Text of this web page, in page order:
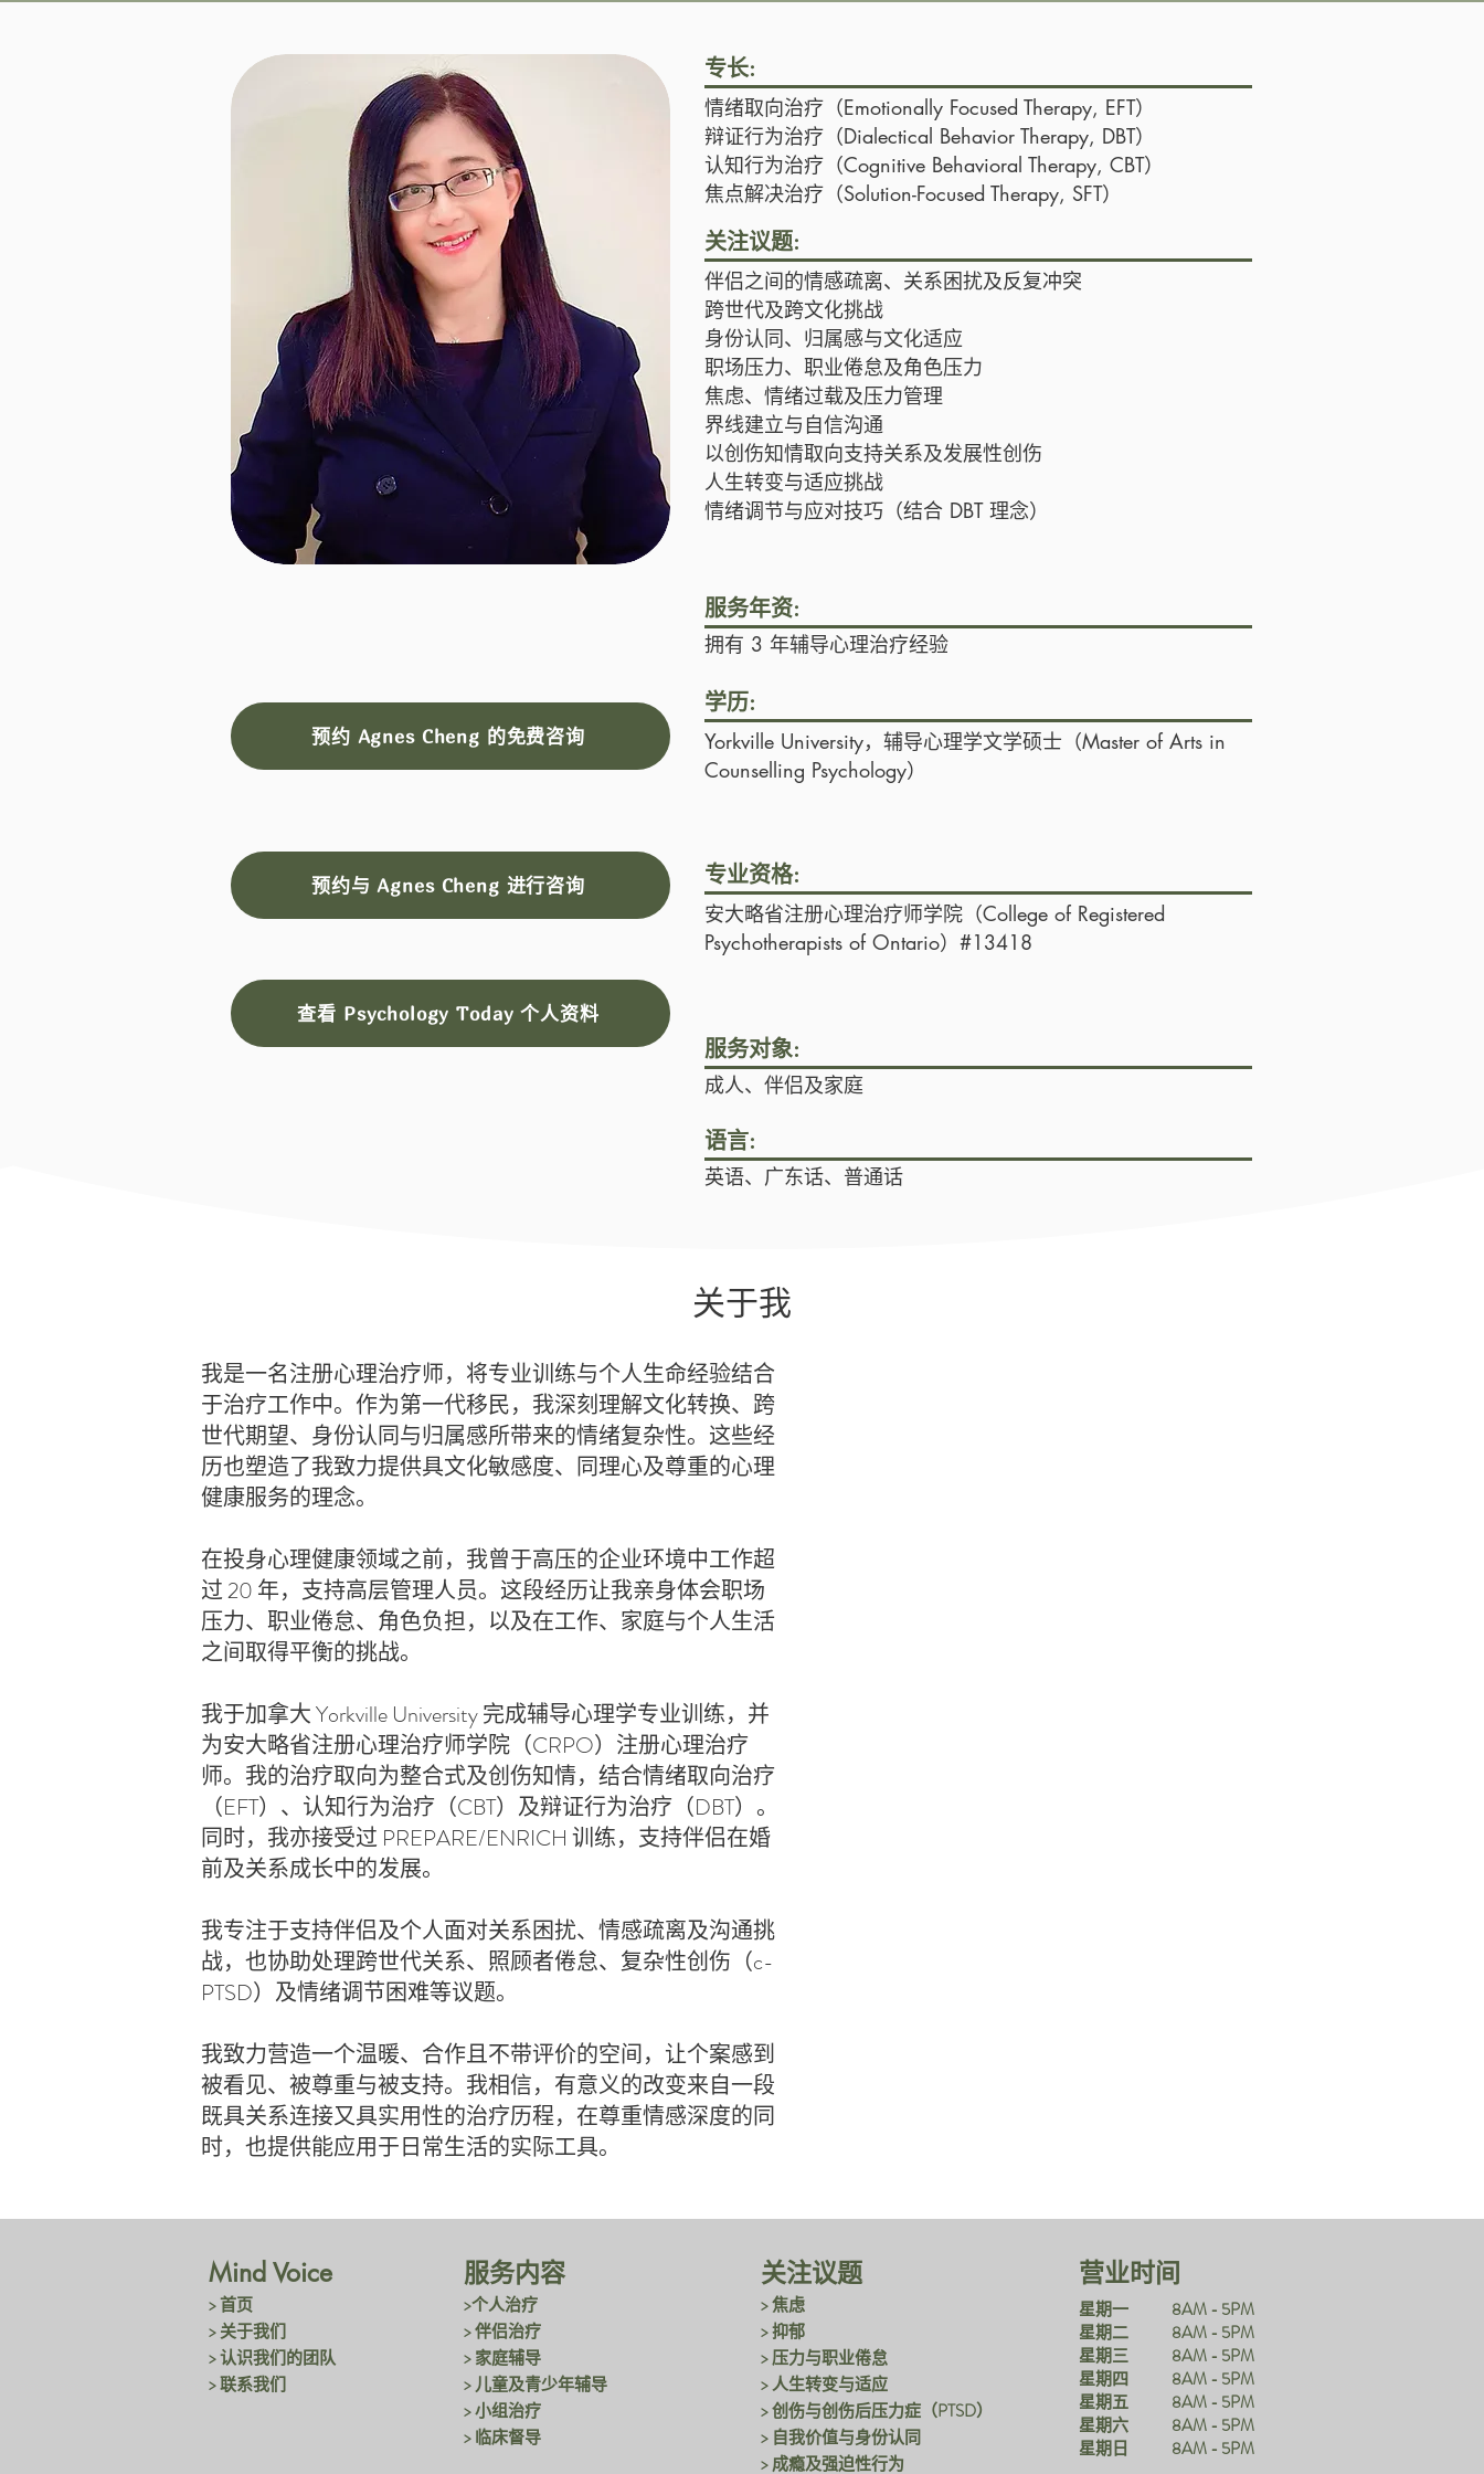
专长:
情绪取向治疗（Emotionally Focused Therapy, EFT）
辩证行为治疗（Dialectical Behavior Therapy, DBT）
认知行为治疗（Cognitive Behavioral Therapy, CBT）
焦点解决治疗（Solution-Focused Therapy, SFT）
关注议题:
伴侣之间的情感疏离、关系困扰及反复冲突
跨世代及跨文化挑战
身份认同、归属感与文化适应
职场压力、职业倦怠及角色压力
焦虑、情绪过载及压力管理
界线建立与自信沟通
以创伤知情取向支持关系及发展性创伤
人生转变与适应挑战
情绪调节与应对技巧（结合 DBT 理念）
服务年资:
拥有 3 年辅导心理治疗经验
预约 Agnes Cheng 的免费咨询
学历:
Yorkville University，辅导心理学文学硕士（Master of Arts in
Counselling Psychology）
预约与 Agnes Cheng 进行咨询 专业资格:
安大略省注册心理治疗师学院（College of Registered
Psychotherapists of Ontario）#13418
查看 Psychology Today 个人资料
服务对象:
成人、伴侣及家庭
语言:
英语、广东话、普通话
关于我
我是一名注册心理治疗师，将专业训练与个人生命经验结合
于治疗工作中。作为第一代移民，我深刻理解文化转换、跨
世代期望、身份认同与归属感所带来的情绪复杂性。这些经
历也塑造了我致力提供具文化敏感度、同理心及尊重的心理
健康服务的理念。
在投身心理健康领域之前，我曾于高压的企业环境中工作超
过 20 年，支持高层管理人员。这段经历让我亲身体会职场
压力、职业倦怠、角色负担，以及在工作、家庭与个人生活
之间取得平衡的挑战。
我于加拿大 Yorkville University 完成辅导心理学专业训练，并
为安大略省注册心理治疗师学院（CRPO）注册心理治疗
师。我的治疗取向为整合式及创伤知情，结合情绪取向治疗
（EFT）、认知行为治疗（CBT）及辩证行为治疗（DBT）。
同时，我亦接受过 PREPARE/ENRICH 训练，支持伴侣在婚
前及关系成长中的发展。
我专注于支持伴侣及个人面对关系困扰、情感疏离及沟通挑
战，也协助处理跨世代关系、照顾者倦怠、复杂性创伤（c-
PTSD）及情绪调节困难等议题。
我致力营造一个温暖、合作且不带评价的空间，让个案感到
被看见、被尊重与被支持。我相信，有意义的改变来自一段
既具关系连接又具实用性的治疗历程，在尊重情感深度的同
时，也提供能应用于日常生活的实际工具。
Mind Voice 服务内容 关注议题 营业时间
8AM - 5PM
8AM - 5PM
8AM - 5PM
8AM - 5PM
8AM - 5PM
8AM - 5PM
8AM - 5PM
星期一
星期二
星期三
星期四
星期五
星期六
星期日
> 焦虑
> 抑郁
> 压力与职业倦怠
> 人生转变与适应
> 创伤与创伤后压力症（PTSD）
> 自我价值与身份认同
> 成瘾及强迫性行为
>个人治疗
> 伴侣治疗
> 家庭辅导
> 儿童及青少年辅导
> 小组治疗
> 临床督导
> 首页
> 关于我们
> 认识我们的团队
> 联系我们